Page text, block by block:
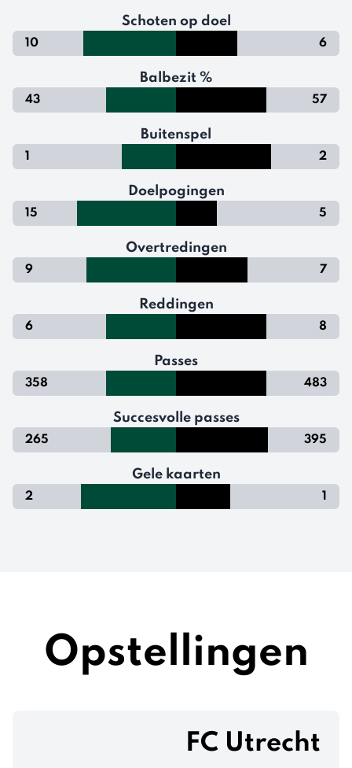
Schoten op doel
10 6
Balbezit %
43 57
Buitenspel
1 2
Doelpogingen
15 5
Overtredingen
9 7
Reddingen
6 8
Passes
358 483
Succesvolle passes
265 395
Gele kaarten
2 1
Opstellingen
FC Utrecht